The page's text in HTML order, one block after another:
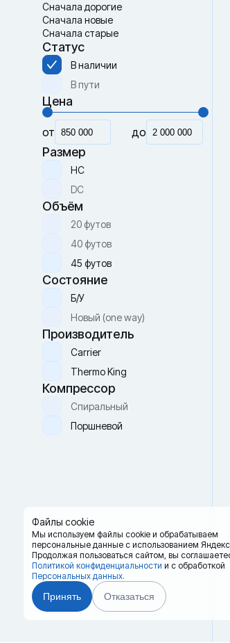
Файлы cookie
Мы используем файлы cookie и обрабатываем
персональные данные с использованием
Продолжая пользоваться сайтом, вы
Политикой конфиденциальности и с обработкой
Персональных данных.
Принять Отказаться
Сначала дорогие
Сначала новые
Сначала старые
Статус
В наличии
В пути
Цена
от до
Размер
HC
DC
Объём
20 футов
40 футов
45 футов
Состояние
Б/У
Новый (one way)
Производитель
Carrier
Thermo King
Компрессор
Спиральный
Поршневой